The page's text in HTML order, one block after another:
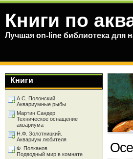
Книги по
Лучшая on-line библиотека
Книги
А.С. Полонский.
Аквариумные рыбы
Мартин Сандер.
Техническое оснащение
аквариума
Н.Ф. Золотницкий.
Аквариум любителя
Ф. Полканов.
Подводный мир в комнате